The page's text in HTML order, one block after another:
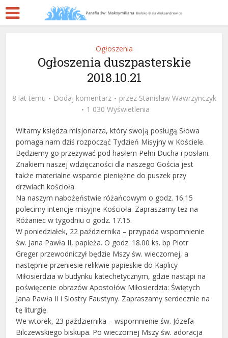
Ogłoszenia
Ogłoszenia duszpasterskie
2018.10.21
8 lat temu Dodaj komentarz przez Stanislaw Wawrzynczyk
1 030 Wyświetlenia
Witamy księdza misjonarza, który swoją posługą Słowa
pomaga nam dziś rozpocząć Tydzień Misyjny w Kościele.
Będziemy go przeżywać pod hasłem Pełni Ducha i posłani.
Znakiem naszej wdzięczności dla naszego Gościa jest
także materialne wsparcie pieniężne do puszek przy
drzwiach kościoła.
Na naszym nabożeństwie różańcowym o godz. 16.15
polecimy intencje misyjne Kościoła. Zapraszamy też na
Różaniec w tygodniu o godz. 17.15.
W poniedziałek, 22 października – przypada wspomnienie
św. Jana Pawła II, papieża. O godz. 18.00 ks. bp Piotr
Greger przewodniczył będzie Mszy św. wieczornej, a
następnie przeniesie relikwie papieskie do Kaplicy
Miłosierdzia w budynku katechetycznym, gdzie nastąpi na
poświęcenie obrazów Apostołów Miłosierdzia: Świętych
Jana Pawła II i Siostry Faustyny. Zapraszamy serdecznie na
tę liturgię.
We wtorek, 23 października – wspomnienie św. Józefa
Bilczewskiego biskupa. Po wieczornej Mszy św. adoracja